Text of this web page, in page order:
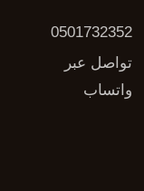
0501732352
تواصل عبر
واتساب